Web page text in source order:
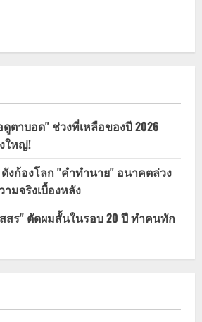
ตาบอด" ช่วงที่เหลือของปี 2026
ใหญ่!
งก้องโลก "คำทำนาย" อนาคตล่วง
มจริงเบื้องหลัง
ร" ตัดผมสั้นในรอบ 20 ปี ทำคนทัก